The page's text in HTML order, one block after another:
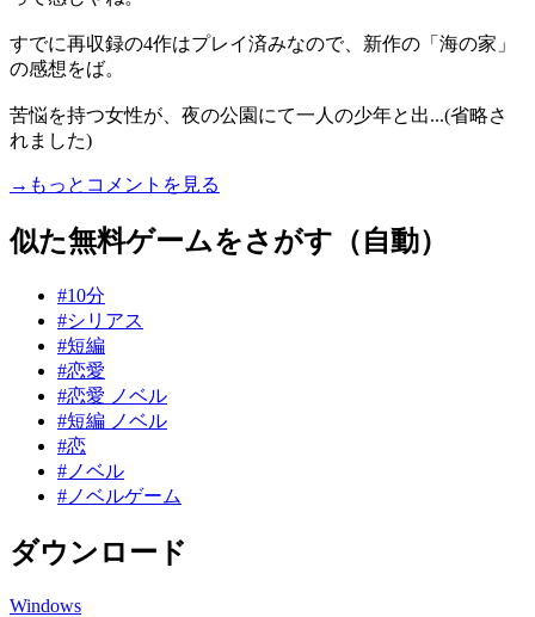
すでに再収録の4作はプレイ済みなので、新作の「海の家」
の感想をば。
苦悩を持つ女性が、夜の公園にて一人の少年と出...(省略さ
れました)
→もっとコメントを見る
似た無料ゲームをさがす（自動）
#10分
#シリアス
#短編
#恋愛
#恋愛 ノベル
#短編 ノベル
#恋
#ノベル
#ノベルゲーム
ダウンロード
Windows